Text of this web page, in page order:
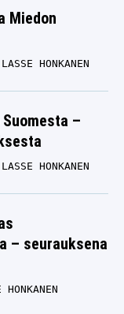
Miedon
LASSE HONKANEN
–
LASSE HONKANEN
– seurauksena
HONKANEN